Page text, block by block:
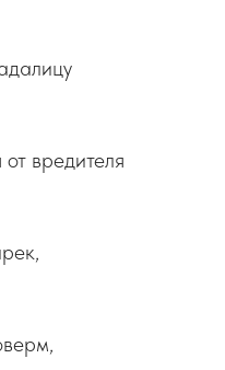
вредителя